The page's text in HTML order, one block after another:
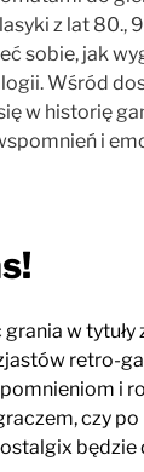
z lat 80.,
sobie, jak
Wśród
w historię
i
w tytuły
retro-
i
czy
będzie